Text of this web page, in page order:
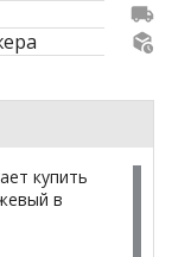
купить
в